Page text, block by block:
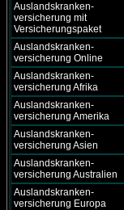
Auslandskranken-
versicherung mit
Versicherungspaket
Auslandskranken-
versicherung Online
Auslandskranken-
versicherung Afrika
Auslandskranken-
versicherung Amerika
Auslandskranken-
versicherung Asien
Auslandskranken-
versicherung Australien
Auslandskranken-
versicherung Europa